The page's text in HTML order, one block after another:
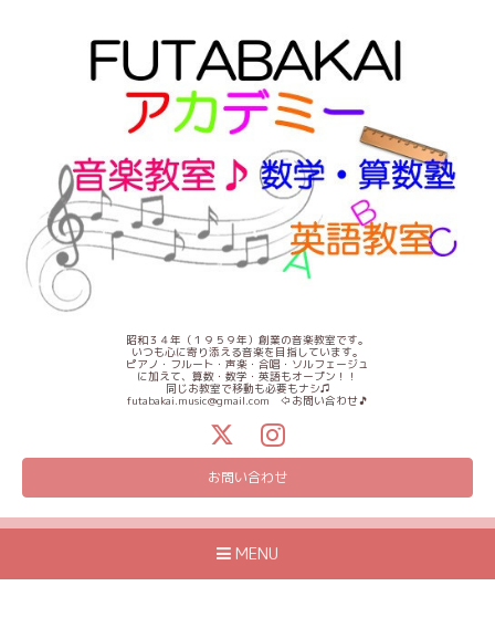
昭和３４年（１９５９年）創業の音楽教室です。
いつも心に寄り添える音楽を目指しています。
ピアノ・フルート・声楽・合唱・ソルフェージュ
に加えて、算数・数学・英語もオープン！！
同じお教室で移動も必要もナシ♫
futabakai.music@gmail.com ⇦お問い合わせ🎵
お問い合わせ
MENU